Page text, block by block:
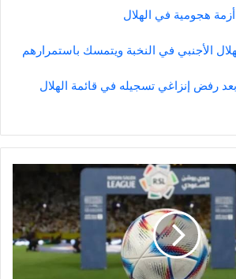
هجومية في الهلال
الأجنبي في النخبة ويتمسك باستمرارهم
رفض إنزاغي تسجيله في قائمة الهلال